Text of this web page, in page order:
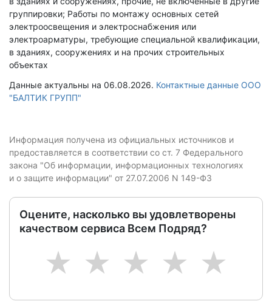
группировки; Работы по монтажу основных сетей
электроосвещения и электроснабжения или
электроарматуры, требующие специальной квалификации,
в зданиях, сооружениях и на прочих строительных
объектах
Данные актуальны на 06.08.2026. Контактные данные ООО
"БАЛТИК ГРУПП"
Информация получена из официальных источников и
предоставляется в соответствии со ст. 7 Федерального
закона "Об информации, информационных технологиях
и о защите информации" от 27.07.2006 N 149-ФЗ
Оцените, насколько вы удовлетворены
качеством сервиса Всем Подряд?
5
4
3
2
1